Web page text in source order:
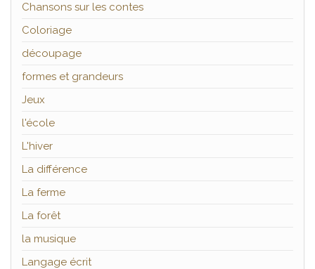
Chansons sur les contes
Coloriage
découpage
formes et grandeurs
Jeux
l'école
L'hiver
La différence
La ferme
La forêt
la musique
Langage écrit